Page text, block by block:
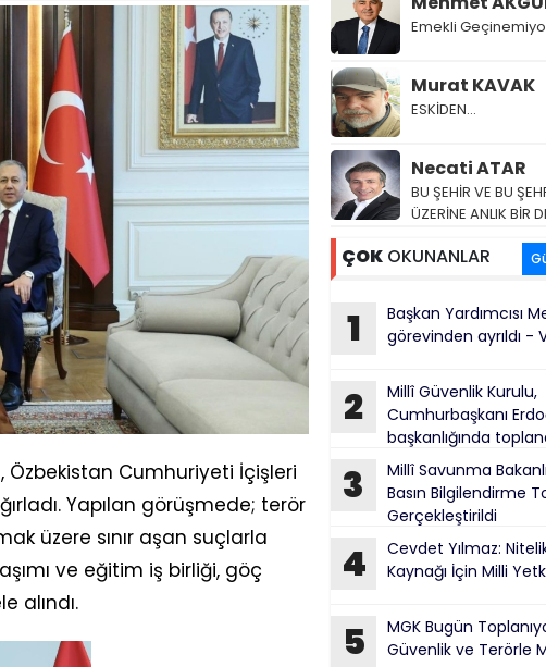
Özbekistan Cumhuriyeti İçişleri
Yapılan görüşmede; terör
üzere sınır aşan suçlarla
ve eğitim iş birliği, göç
alındı.
Emekli
Murat KAVAK
ESKİDEN...
Necati ATAR
BU ŞEHİR VE BU
ÜZERİNE ANLIK BİR
ÇOK OKUNANLAR
1
Başkan Yardımcısı
görevinden ayrıldı -
2
Millî Güvenlik Kurulu,
Cumhurbaşkanı
başkanlığında
3
Millî Savunma
Basın Bilgilendirme
Gerçekleştirildi
4
Cevdet Yılmaz:
Kaynağı İçin Milli
5
MGK Bugün
Güvenlik ve Terörle